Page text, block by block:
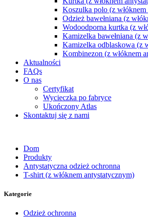
Koszulka polo (z
Odzież bawełniana (z
Wodoodporna kurtka (z
Kamizelka bawełniana (z
Kamizelka odblaskowa (z
Kombinezon (z włóknem
Aktualności
FAQs
O nas
Certyfikat
Wycieczka po fabryce
Ukończony Atlas
Skontaktuj się z nami
Dom
Produkty
Antystatyczna odzież ochronna
T-shirt (z włóknem antystatycznym)
Kategorie
Odzież ochronna